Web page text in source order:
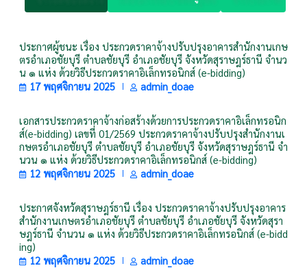
ประกาศผู้ชนะ เรื่อง ประกวดราคาจ้างปรับปรุงอาคารสำนักงานเกษ
ตรอำเภอชัยบุรี ตำบลชัยบุรี อำเภอชัยบุรี จังหวัดสุราษฎร์ธานี จำนว
น ๑ แห่ง ด้วยวิธีประกวดราคาอิเล็กทรอนิกส์ (e-bidding)
17 พฤศจิกายน 2025
admin_doae
เอกสารประกวดราคาจ้างก่อสร้างด้วยการประกวดราคาอิเล็กทรอนิก
ส์(e-bidding) เลขที่ 01/2569 ประกวดราคาจ้างปรับปรุงสำนักงานเ
กษตรอำเภอชัยบุรี ตำบลชัยบุรี อำเภอชัยบุรี จังหวัดสุราษฎร์ธานี จำ
นวน ๑ แห่ง ด้วยวิธีประกวดราคาอิเล็กทรอนิกส์ (e-bidding)
12 พฤศจิกายน 2025
admin_doae
ประกาศจังหวัดสุราษฎร์ธานี เรื่อง ประกวดราคาจ้างปรับปรุงอาคาร
สำนักงานเกษตรอำเภอชัยบุรี ตำบลชัยบุรี อำเภอชัยบุรี จังหวัดสุรา
ษฎร์ธานี จำนวน ๑ แห่ง ด้วยวิธีประกวดราคาอิเล็กทรอนิกส์ (e-bidd
ing)
12 พฤศจิกายน 2025
admin_doae